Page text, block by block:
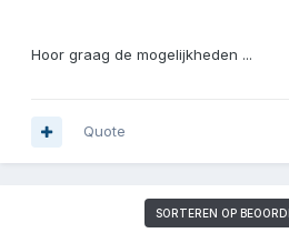
Hoor graag de mogelijkheden ...
Quote
SORTEREN OP